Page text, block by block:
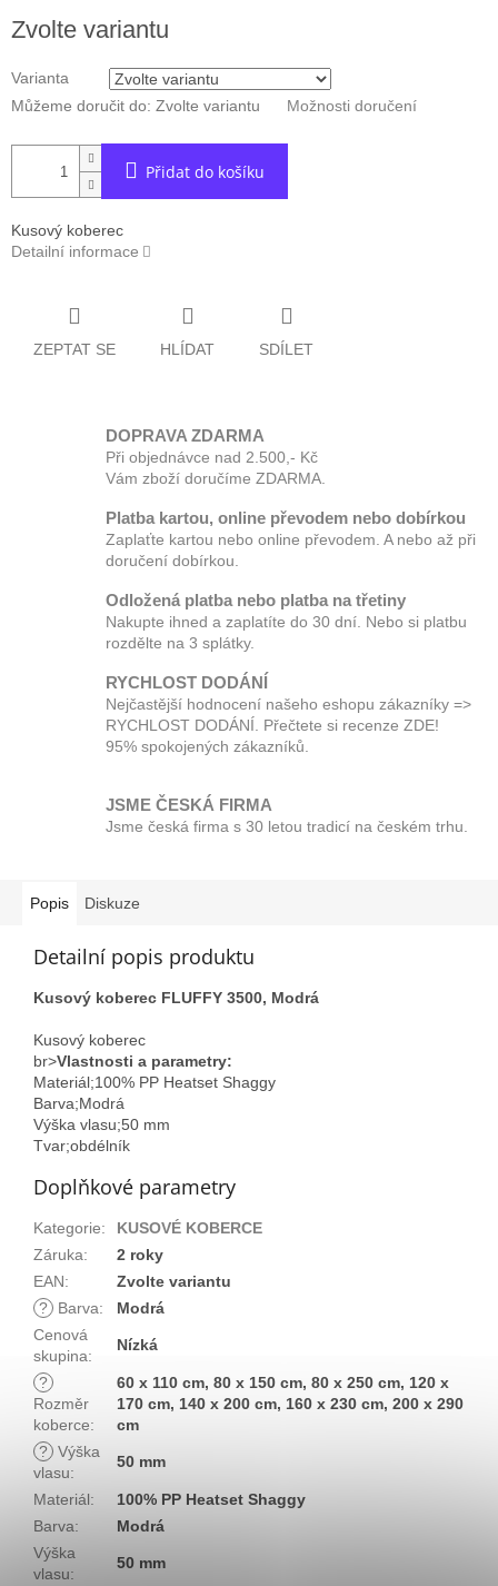
cena:
Zvolte variantu
Varianta
Můžeme doručit do: Zvolte variantu Možnosti doručení
Přidat do košíku
Kusový koberec
Detailní informace
ZEPTAT SE HLÍDAT SDÍLET
DOPRAVA ZDARMA
Při objednávce nad 2.500,- Kč
Vám zboží doručíme ZDARMA.
Platba kartou, online převodem nebo dobírkou
Zaplaťte kartou nebo online převodem. A nebo až při
doručení dobírkou.
Odložená platba nebo platba na třetiny
Nakupte ihned a zaplatíte do 30 dní. Nebo si platbu
rozdělte na 3 splátky.
RYCHLOST DODÁNÍ
Nejčastější hodnocení našeho eshopu zákazníky =>
RYCHLOST DODÁNÍ. Přečtete si recenze ZDE!
95% spokojených zákazníků.
JSME ČESKÁ FIRMA
Jsme česká firma s 30 letou tradicí na českém trhu.
Popis Diskuze
Detailní popis produktu
Kusový koberec FLUFFY 3500, Modrá
Kusový koberec
br>Vlastnosti a parametry:
Materiál;100% PP Heatset Shaggy
Barva;Modrá
Výška vlasu;50 mm
Tvar;obdélník
Doplňkové parametry
Kategorie:
KUSOVÉ KOBERCE
Záruka:
2 roky
EAN:
Zvolte variantu
?
Barva:
Modrá
Cenová
skupina:
Nízká
?
Rozměr
koberce:
60 x 110 cm, 80 x 150 cm, 80 x 250 cm, 120 x
170 cm, 140 x 200 cm, 160 x 230 cm, 200 x 290
cm
? Výška
vlasu:
50 mm
Materiál:
100% PP Heatset Shaggy
Barva:
Modrá
Výška
vlasu:
50 mm